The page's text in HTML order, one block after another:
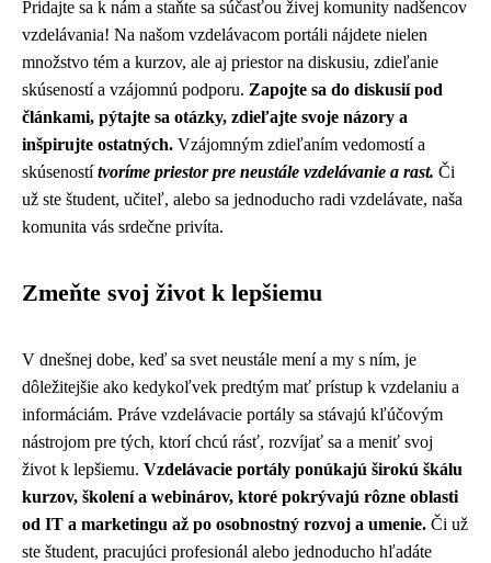
Pridajte sa k nám a staňte sa súčasťou živej komunity nadšencov
vzdelávania! Na našom vzdelávacom portáli nájdete nielen
množstvo tém a kurzov, ale aj priestor na diskusiu, zdieľanie
skúseností a vzájomnú podporu. Zapojte sa do diskusií pod
článkami, pýtajte sa otázky, zdieľajte svoje názory a
inšpirujte ostatných. Vzájomným zdieľaním vedomostí a
skúsenostítvoríme priestor pre neustále vzdelávanie a rast. Či
už ste študent, učiteľ, alebo sa jednoducho radi vzdelávate, naša
komunita vás srdečne privíta.
Zmeňte svoj život k lepšiemu
V dnešnej dobe, keď sa svet neustále mení a my s ním, je
dôležitejšie ako kedykoľvek predtým mať prístup k vzdelaniu a
informáciám. Práve vzdelávacie portály sa stávajú kľúčovým
nástrojom pre tých, ktorí chcú rásť, rozvíjať sa a meniť svoj
život k lepšiemu. Vzdelávacie portály ponúkajú širokú škálu
kurzov, školení a webinárov, ktoré pokrývajú rôzne oblasti
od IT a marketingu až po osobnostný rozvoj a umenie. Či už
ste študent, pracujúci profesionál alebo jednoducho hľadáte